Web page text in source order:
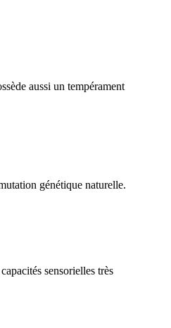
aussi un tempérament
génétique naturelle.
sensorielles très